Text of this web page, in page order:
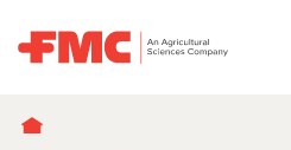
BREADCRUMB